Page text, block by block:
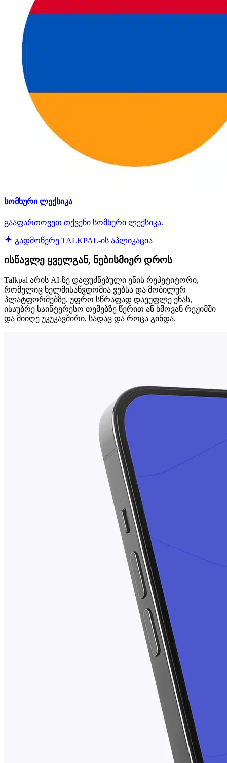
სომხური ლექსიკა
გააფართოვეთ თქვენი სომხური ლექსიკა.
გადმოწერე TALKPAL-ის აპლიკაცია
ისწავლე ყველგან, ნებისმიერ დროს
Talkpal არის AI-ზე დაფუძნებული ენის რეპეტიტორი,
რომელიც ხელმისაწვდომია ვებსა და მობილურ
პლატფორმებზე. უფრო სწრაფად დაეუფლე ენას,
ისაუბრე საინტერესო თემებზე წერით ან ხმოვან რეჟიმში
და მიიღე უკუკავშირი, სადაც და როცა გინდა.